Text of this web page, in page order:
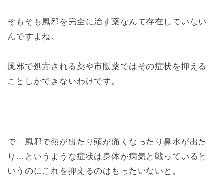
そもそも風邪を完全に治す薬なんて存在していない
んですよね。
風邪で処方される薬や市販薬ではその症状を抑える
ことしかできないわけです。
で、風邪で熱が出たり頭が痛くなったり鼻水が出た
り…というような症状は身体が病気と戦っていると
いうのにこれを抑えるのはもったいないと。